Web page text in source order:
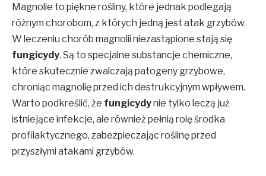
Magnolie to piękne rośliny, które jednak podlegają
różnym chorobom, z których jedną jest atak grzybów.
W leczeniu chorób magnolii niezastąpione stają się
fungicydy. Są to specjalne substancje chemiczne,
które skutecznie zwalczają patogeny grzybowe,
chroniąc magnolię przed ich destrukcyjnym wpływem.
Warto podkreślić, że fungicydynie tylko leczą już
istniejące infekcje, ale również pełnią rolę środka
profilaktycznego, zabezpieczając roślinę przed
przyszłymi atakami grzybów.